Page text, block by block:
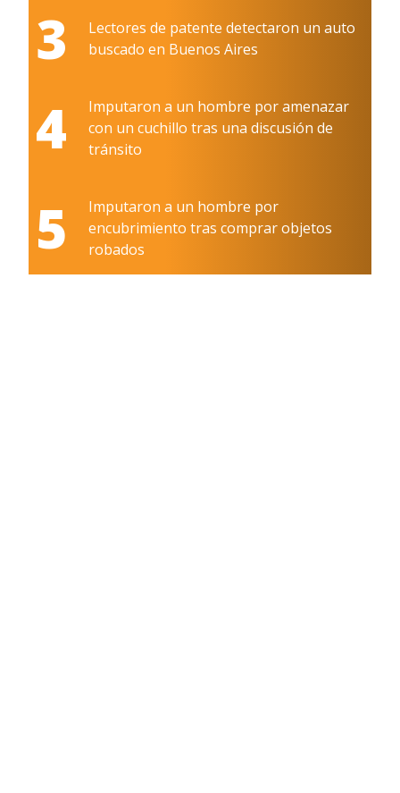
3
Lectores de patente detectaron un auto
buscado en Buenos Aires
4
Imputaron a un hombre por amenazar
con un cuchillo tras una discusión de
tránsito
5
Imputaron a un hombre por
encubrimiento tras comprar objetos
robados